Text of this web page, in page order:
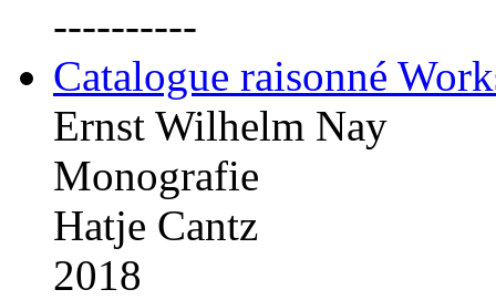
----------
Catalogue raisonné
Ernst Wilhelm Nay
Monografie
Hatje Cantz
2018